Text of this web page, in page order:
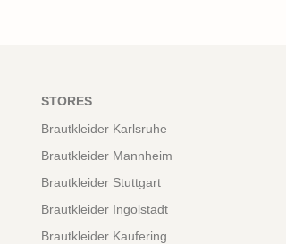
STORES
Brautkleider Karlsruhe
Brautkleider Mannheim
Brautkleider Stuttgart
Brautkleider Ingolstadt
Brautkleider Kaufering